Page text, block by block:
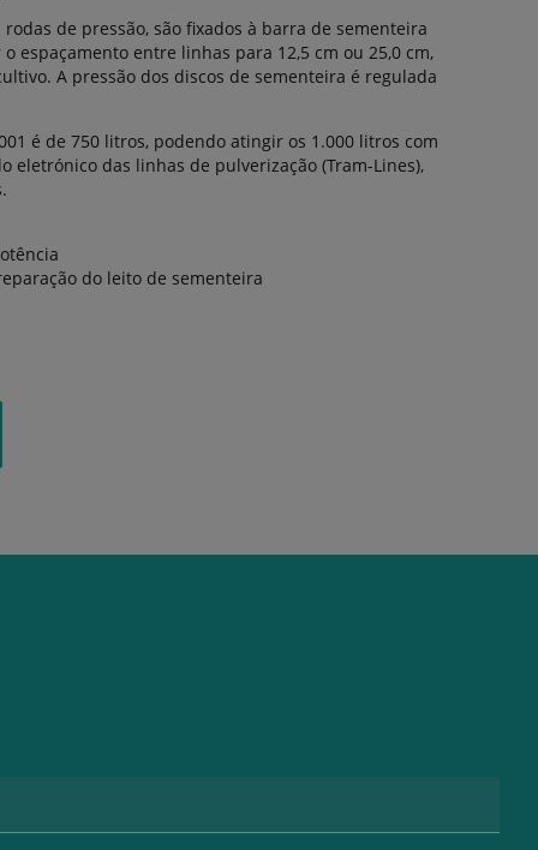
de pressão, são fixados à barra de sementeira
espaçamento entre linhas para 12,5 cm ou 25,0 cm,
A pressão dos discos de sementeira é regulada
é de 750 litros, podendo atingir os 1.000 litros com
eletrónico das linhas de pulverização (Tram-Lines),
do leito de sementeira